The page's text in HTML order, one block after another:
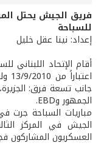
فريق الجيش يحتل
للسباحة
إعداد: نينا عقل خليل
أقام الإتحاد اللبناني
الجمهور وEBD.
مباريات السباحة
الجيش في المركز
العسكريون المشاركون